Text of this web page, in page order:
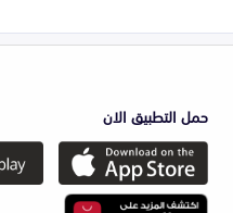
حمل التطبيق الان